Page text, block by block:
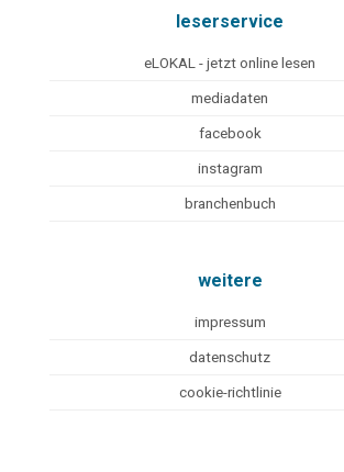
leserservice
eLOKAL - jetzt online lesen
mediadaten
facebook
instagram
branchenbuch
weitere
impressum
datenschutz
cookie-richtlinie